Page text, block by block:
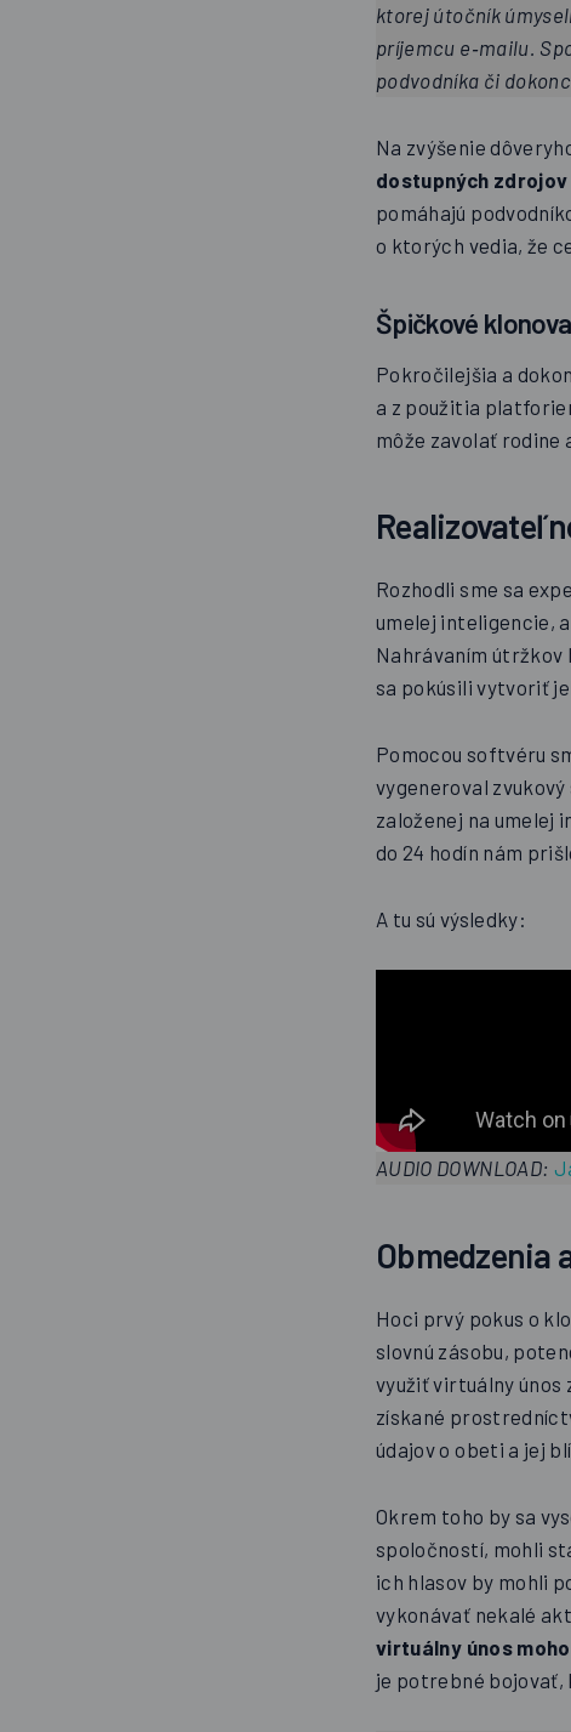
ktorej útočník
príjemcu e‑mailu.
podvodníka či
Na zvýšenie
dostupných
pomáhajú
o ktorých vedia, že
Špičkové
Pokročilejšia a
a z použitia
môže zavolať rodine
Rozhodli sme sa
umelej inteligencie,
Nahrávaním útržkov
sa pokúsili vytvoriť
Pomocou softvéru
vygeneroval
založenej na umelej
do 24 hodín nám
A tu sú výsledky:
AUDIO DOWNLOAD:
Obmedzenia
Hoci prvý pokus o
slovnú zásobu,
využiť virtuálny únos
získané
údajov o obeti a jej
Okrem toho by sa
spoločností, mohli
ich hlasov by mohli
vykonávať nekalé
virtuálny únos
je potrebné bojovať,